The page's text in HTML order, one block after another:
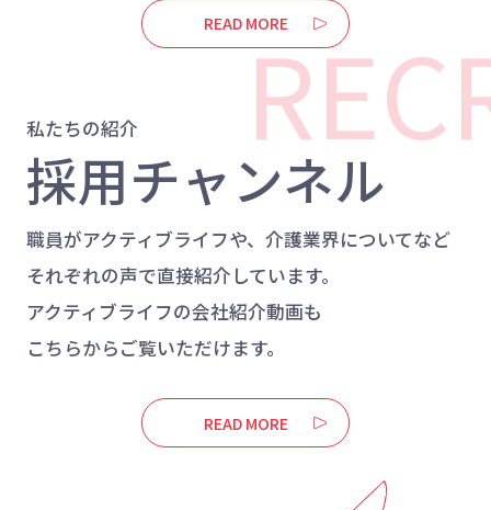
READ MORE
私たちの紹介
採用チャンネル
職員がアクティブライフや、介護業界についてなど
それぞれの声で直接紹介しています。
アクティブライフの会社紹介動画も
こちらからご覧いただけます。
READ MORE